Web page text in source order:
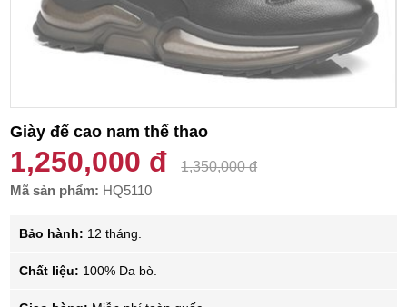
Giày đế cao nam thể thao
1,250,000 đ
1,350,000 đ
Mã sản phẩm: HQ5110
Bảo hành: 12 tháng.
Chất liệu: 100% Da bò.